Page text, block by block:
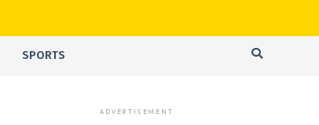
SPORTS
ADVERTISEMENT